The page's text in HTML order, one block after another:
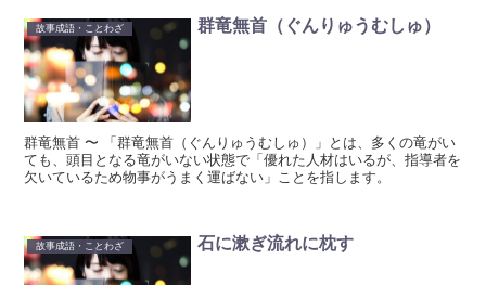
故事成語・ことわざ 群竜無首（ぐんりゅうむしゅ）
群竜無首 〜 「群竜無首（ぐんりゅうむしゅ）」とは、多くの竜がい
ても、頭目となる竜がいない状態で「優れた人材はいるが、指導者を
欠いているため物事がうまく運ばない」ことを指します。
故事成語・ことわざ 石に漱ぎ流れに枕す